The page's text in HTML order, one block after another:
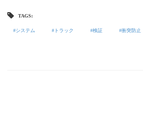
TAGS:
システム トラック 検証 衝突防止